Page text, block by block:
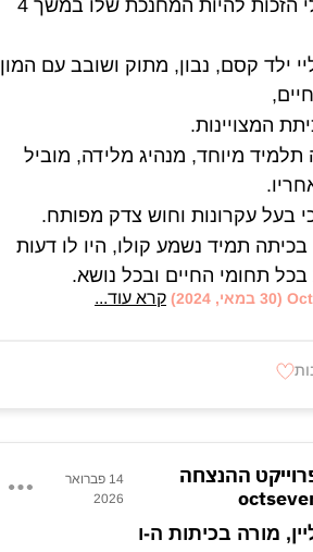
בחוש הומור ושנינות יוצאת דופן .אציל
תואר ומנהיג מלידה.
הכובשת וחיוכו מאיר הפנים,
אחריו אנשים רבים, אהוב כל כך
אחד שלא שוכחים.
הרעות
את כולם
והתואר
שכזאת לעולם
את ליבנו לשכוח
כולנו שקט, בטחון ושלווה.
את הדרך.
על כולנו מלמעלה.
אותך לעד.
הייתה לי הזכות להיות המחנכת שלו במשך 4
ילד קסם, נבון, מתוק ושובב עם המון
המצויינות.
תלמיד מיוחד, מנהיג מלידה, מוביל
בעל עקרונות וחוש צדק מפותח.
בכיתה תמיד נשמע קולו, היו לו דעות
בכל תחומי החיים ובכל נושא.
לשמח את כולם, רגיש, בעל לב ענק
חיוך נצחי ועיניים טובות.
תמיד מוקף בחברים טובים, אהוב על
ומורים,
טוב, צנוע וכתובת לכל מי שזקוק
(30 במאי, 2024) קרא עוד...
ההנצחה
14 פברואר
2026
מורה בכיתות ה-ו